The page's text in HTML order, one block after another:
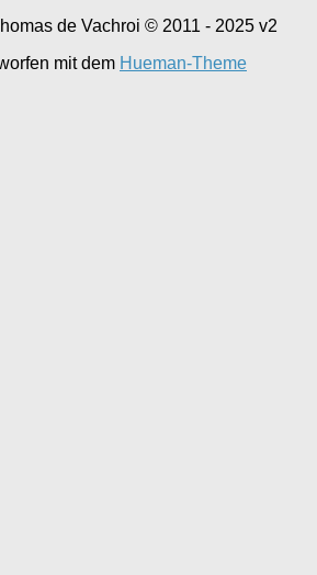
de Vachroi © 2011 - 2025 v2
mit dem Hueman-Theme